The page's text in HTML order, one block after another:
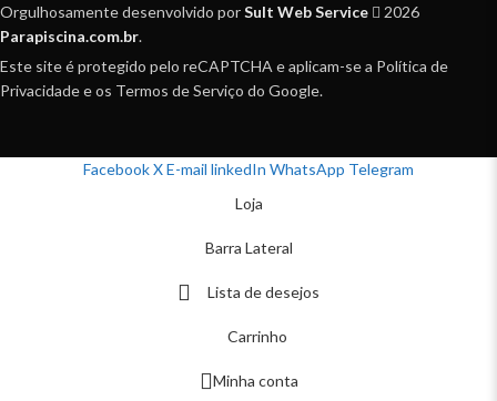
Orgulhosamente desenvolvido porSult Web Service
2026
Parapiscina.com.br.
Este site é protegido pelo reCAPTCHA e aplicam-se a Política de
Privacidade e os Termos de Serviço do Google.
FacebookXE-mail linkedIn WhatsApp Telegram
Loja
Barra Lateral
Lista de desejos
Carrinho
Minha conta